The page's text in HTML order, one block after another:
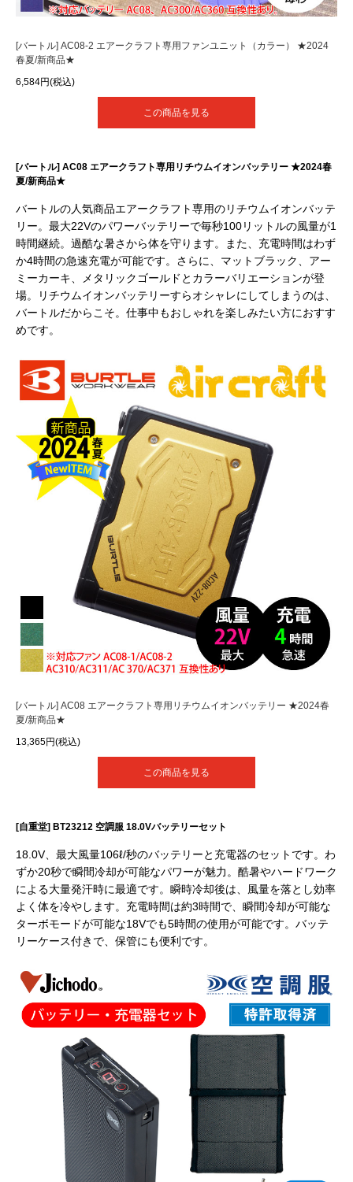
[バートル] AC08-2 エアークラフト専用ファンユニット（カラー） ★2024
春夏/新商品★
6,584円(税込)
この商品を見る
[バートル] AC08 エアークラフト専用リチウムイオンバッテリー ★2024春
夏/新商品★
バートルの人気商品エアークラフト専用のリチウムイオンバッテ
リー。最大22Vのパワーバッテリーで毎秒100リットルの風量が1
時間継続。過酷な暑さから体を守ります。また、充電時間はわず
か4時間の急速充電が可能です。さらに、マットブラック、アー
ミーカーキ、メタリックゴールドとカラーバリエーションが登
場。リチウムイオンバッテリーすらオシャレにしてしまうのは、
バートルだからこそ。仕事中もおしゃれを楽しみたい方におすす
めです。
[バートル] AC08 エアークラフト専用リチウムイオンバッテリー ★2024春
夏/新商品★
13,365円(税込)
この商品を見る
[自重堂] BT23212 空調服 18.0Vバッテリーセット
18.0V、最大風量106ℓ/秒のバッテリーと充電器のセットです。わ
ずか20秒で瞬間冷却が可能なパワーが魅力。酷暑やハードワーク
による大量発汗時に最適です。瞬時冷却後は、風量を落とし効率
よく体を冷やします。充電時間は約3時間で、瞬間冷却が可能な
ターボモードが可能な18Vでも5時間の使用が可能です。バッテ
リーケース付きで、保管にも便利です。